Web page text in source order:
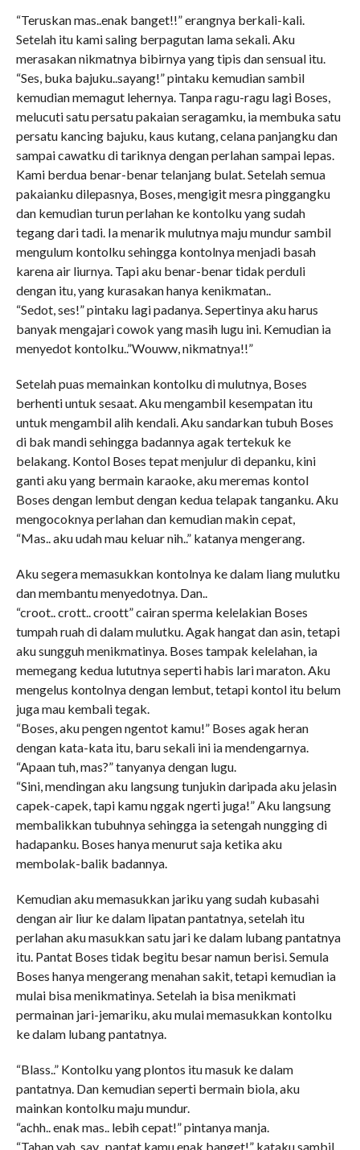
“Teruskan mas..enak banget!!” erangnya berkali-kali.
Setelah itu kami saling berpagutan lama sekali. Aku
merasakan nikmatnya bibirnya yang tipis dan sensual itu.
“Ses, buka bajuku..sayang!” pintaku kemudian sambil
kemudian memagut lehernya. Tanpa ragu-ragu lagi Boses,
melucuti satu persatu pakaian seragamku, ia membuka satu
persatu kancing bajuku, kaus kutang, celana panjangku dan
sampai cawatku di tariknya dengan perlahan sampai lepas.
Kami berdua benar-benar telanjang bulat. Setelah semua
pakaianku dilepasnya, Boses, mengigit mesra pinggangku
dan kemudian turun perlahan ke kontolku yang sudah
tegang dari tadi. Ia menarik mulutnya maju mundur sambil
mengulum kontolku sehingga kontolnya menjadi basah
karena air liurnya. Tapi aku benar-benar tidak perduli
dengan itu, yang kurasakan hanya kenikmatan..
“Sedot, ses!” pintaku lagi padanya. Sepertinya aku harus
banyak mengajari cowok yang masih lugu ini. Kemudian ia
menyedot kontolku..”Wouww, nikmatnya!!”
Setelah puas memainkan kontolku di mulutnya, Boses
berhenti untuk sesaat. Aku mengambil kesempatan itu
untuk mengambil alih kendali. Aku sandarkan tubuh Boses
di bak mandi sehingga badannya agak tertekuk ke
belakang. Kontol Boses tepat menjulur di depanku, kini
ganti aku yang bermain karaoke, aku meremas kontol
Boses dengan lembut dengan kedua telapak tanganku. Aku
mengocoknya perlahan dan kemudian makin cepat,
“Mas.. aku udah mau keluar nih..” katanya mengerang.
Aku segera memasukkan kontolnya ke dalam liang mulutku
dan membantu menyedotnya. Dan..
“croot.. crott.. croott” cairan sperma kelelakian Boses
tumpah ruah di dalam mulutku. Agak hangat dan asin, tetapi
aku sungguh menikmatinya. Boses tampak kelelahan, ia
memegang kedua lututnya seperti habis lari maraton. Aku
mengelus kontolnya dengan lembut, tetapi kontol itu belum
juga mau kembali tegak.
“Boses, aku pengen ngentot kamu!” Boses agak heran
dengan kata-kata itu, baru sekali ini ia mendengarnya.
“Apaan tuh, mas?” tanyanya dengan lugu.
“Sini, mendingan aku langsung tunjukin daripada aku jelasin
capek-capek, tapi kamu nggak ngerti juga!” Aku langsung
membalikkan tubuhnya sehingga ia setengah nungging di
hadapanku. Boses hanya menurut saja ketika aku
membolak-balik badannya.
Kemudian aku memasukkan jariku yang sudah kubasahi
dengan air liur ke dalam lipatan pantatnya, setelah itu
perlahan aku masukkan satu jari ke dalam lubang pantatnya
itu. Pantat Boses tidak begitu besar namun berisi. Semula
Boses hanya mengerang menahan sakit, tetapi kemudian ia
mulai bisa menikmatinya. Setelah ia bisa menikmati
permainan jari-jemariku, aku mulai memasukkan kontolku
ke dalam lubang pantatnya.
“Blass..” Kontolku yang plontos itu masuk ke dalam
pantatnya. Dan kemudian seperti bermain biola, aku
mainkan kontolku maju mundur.
“achh.. enak mas.. lebih cepat!” pintanya manja.
“Tahan yah, say.. pantat kamu enak banget!” kataku sambil